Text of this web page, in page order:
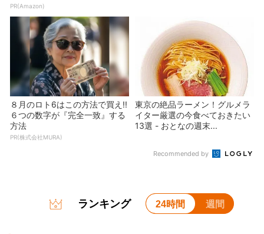
PR(Amazon)
８月のロト6はこの方法で買え!!
６つの数字が『完全一致』する
方法
PR(株式会社MURA)
東京の絶品ラーメン！グルメラ
イター厳選の今食べておきたい
13選 - おとなの週末...
Recommended by
ランキング 24時間 週間